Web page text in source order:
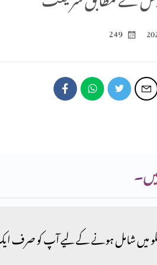
249
میں شامل ہونے کے لیے آپ کو صرف